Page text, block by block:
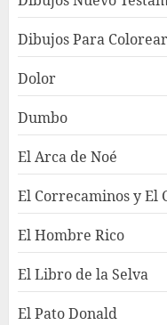
Dibujos Para Colorear
Dolor
Dumbo
El Arca de Noé
El Correcaminos y El
El Hombre Rico
El Libro de la Selva
El Pato Donald